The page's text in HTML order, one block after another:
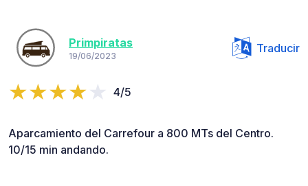
Primpiratas
19/06/2023
Traducir
4/5
Aparcamiento del Carrefour a 800 MTs del Centro.
10/15 min andando.